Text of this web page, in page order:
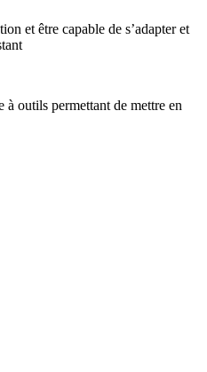
et être capable de s’adapter et
à outils permettant de mettre en